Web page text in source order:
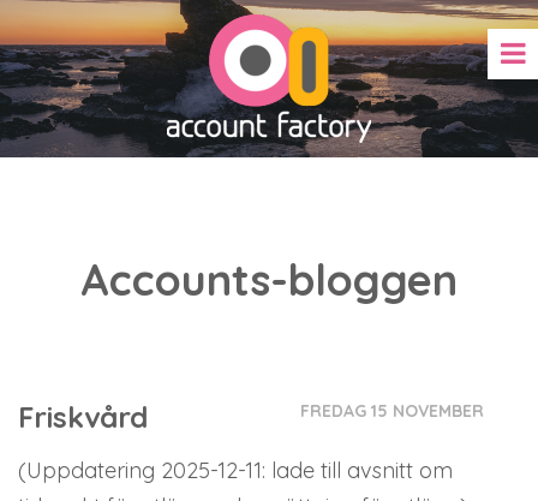
Accounts-bloggen
Friskvård FREDAG 15 NOVEMBER
(Uppdatering 2025-12-11: lade till avsnitt om